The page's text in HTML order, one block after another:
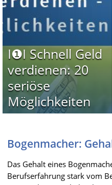
I❶I Schnell Geld
verdienen: 20
seriöse
Möglichkeiten
Bogenmacher:
Das Gehalt eines
Berufserfahrung stark vom